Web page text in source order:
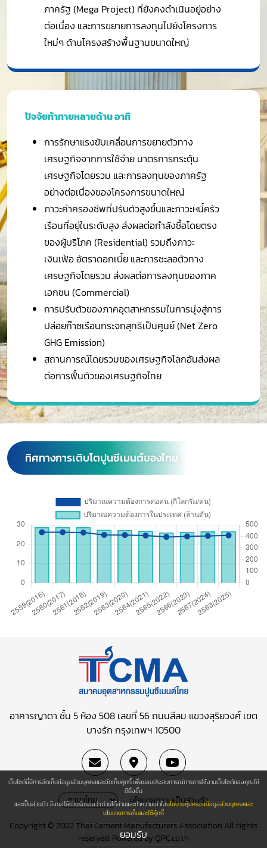
ภาครัฐ (Mega Project) ที่ยังคงดำเนินอยู่อย่าง
ต่อเนื่อง และการขยายการลงทุนไปยังโครงการ
ใหม่ๆ ด้านโครงสร้างพื้นฐานขนาดใหญ่
ปัจจัยท้าทายหลายด้าน อาทิ
การรักษาแรงขับเคลื่อนการขยายตัวทาง
เศรษฐกิจจากการใช้จ่าย มาตรการกระตุ้น
เศรษฐกิจโดยรวม และการลงทุนของภาครัฐ
อย่างต่อเนื่องของโครงการขนาดใหญ่
ภาวะค่าครองชีพที่ปรับตัวสูงขึ้นและภาวะหนี้ครัว
เรือนที่อยู่ในระดับสูง ส่งผลต่อกำลังซื้อโดยตรง
ของผู้บริโภค (Residential) รวมถึงภาวะ
เงินเฟ้อ อัตราดอกเบี้ย และการชะลอตัวทาง
เศรษฐกิจโดยรวม ส่งผลต่อการลงทุนของภาค
เอกชน (Commercial)
การปรับตัวของภาคอุตสาหกรรมในการมุ่งสู่การ
ปล่อยก๊าซเรือนกระจกสุทธิเป็นศูนย์ (Net Zero
GHG Emission)
สถานการณ์โดยรวมของเศรษฐกิจโลกอันส่งผล
ต่อการฟื้นตัวของเศรษฐกิจไทย
ทิศทางการเติบโตปูนซีเมนต์ของไทย
อาคารญาดา ชั้น 5 ห้อง 508 เลขที่ 56 ถนนสีลม แขวงสุริยวงศ์ เขต
บางรัก กรุงเทพฯ 10500
นโยบายความเป็นส่วนตัว
Copyright © 2022 Thai Cement Manufacturers Association All rights
reserved. Powered byQPC.co.th
เว็บไซต์นี้มีการจัดเก็บข้อมูลส่วนบุคคลและจัดเก็บคุกกี้ เพื่อมอบประสบการณ์การการใช้งานเว็บไซต์ของคุณให้
ดียิ่งขึ้น
และเป็นส่วนตัว จึงขอให้ท่านรับรองว่า ท่านได้อ่านและทำความเข้าใจนโยบายคุ้มครองข้อมูลส่วนบุคคลและ
นโยบายการเก็บและใช้คุ้กกี้
ยอมรับ